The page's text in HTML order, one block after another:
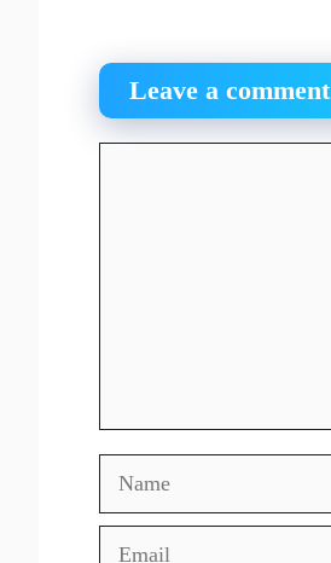
Leave a comment
Name
Email